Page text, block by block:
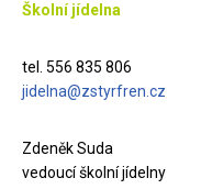
Školní jídelna
tel. 556 835 806
jidelna@zstyrfren.cz
Zdeněk Suda
vedoucí školní jídelny